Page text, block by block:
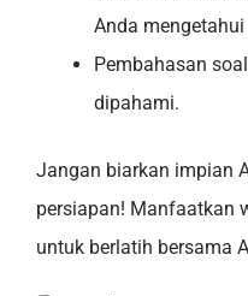
Anda
Pembahasan
dipahami.
Jangan biarkan impian
persiapan! Manfaatkan
untuk berlatih bersama